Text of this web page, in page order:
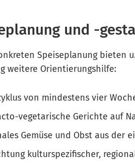
und -
Speiseplanung bieten
weitere Orientierungshilfe:
von mindestens vier
vegetarische Gerichte auf
Gemüse und Obst aus der
kulturspezifischer,